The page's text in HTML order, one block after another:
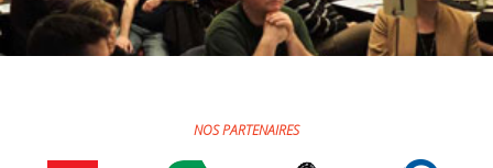
NOS PARTENAIRES